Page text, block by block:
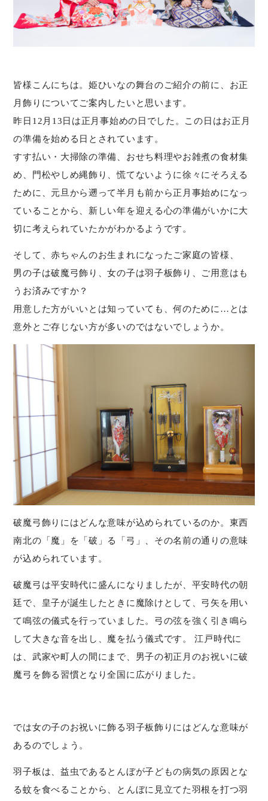
皆様こんにちは。姫ひいなの舞台のご紹介の前に、お正
月飾りについてご案内したいと思います。
昨日12月13日は正月事始めの日でした。この日はお正月
の準備を始める日とされています。
すす払い・大掃除の準備、おせち料理やお雑煮の食材集
め、門松やしめ縄飾り、慌てないように徐々にそろえる
ために、元旦から遡って半月も前から正月事始めになっ
ていることから、新しい年を迎える心の準備がいかに大
切に考えられていたかがわかるようです。
そして、赤ちゃんのお生まれになったご家庭の皆様、
男の子は破魔弓飾り、女の子は羽子板飾り、ご用意はも
うお済みですか？
用意した方がいいとは知っていても、何のために…とは
意外とご存じない方が多いのではないでしょうか。
破魔弓飾りにはどんな意味が込められているのか。東西
南北の「魔」を「破」る「弓」、その名前の通りの意味
が込められています。
破魔弓は平安時代に盛んになりましたが、平安時代の朝
廷で、皇子が誕生したときに魔除けとして、弓矢を用い
て鳴弦の儀式を行っていました。弓の弦を強く引き鳴ら
して大きな音を出し、魔を払う儀式です。 江戸時代に
は、武家や町人の間にまで、男子の初正月のお祝いに破
魔弓を飾る習慣となり全国に広がりました。
では女の子のお祝いに飾る羽子板飾りにはどんな意味が
あるのでしょう。
羽子板は、益虫であるとんぼが子どもの病気の原因とな
る蚊を食べることから、とんぼに見立てた羽根を打つ羽